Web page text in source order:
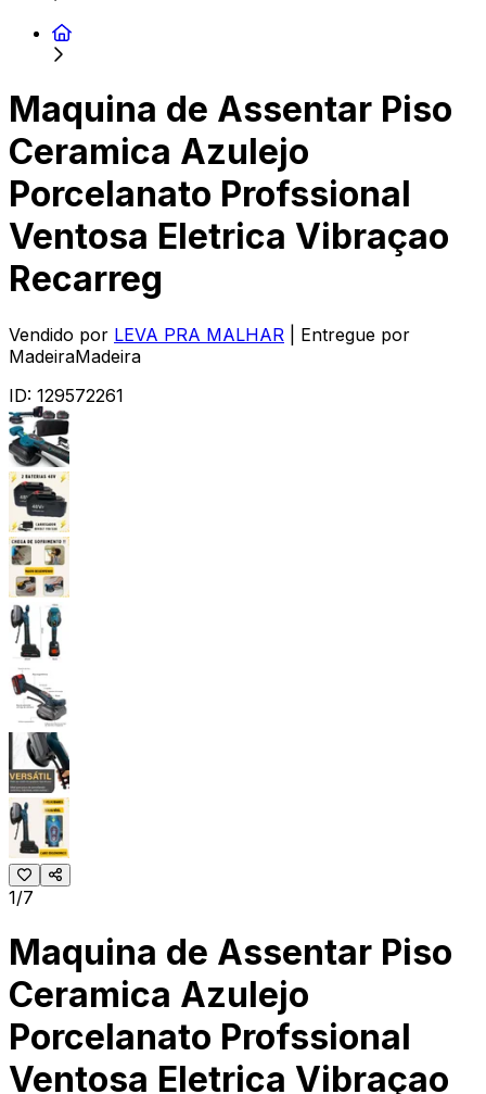
Maquina de Assentar Piso
Ceramica Azulejo
Porcelanato Profssional
Ventosa Eletrica Vibraçao
Recarreg
Vendido por LEVA PRA MALHAR
| Entregue por
MadeiraMadeira
ID: 129572261
1/7
Maquina de Assentar Piso
Ceramica Azulejo
Porcelanato Profssional
Ventosa Eletrica Vibraçao